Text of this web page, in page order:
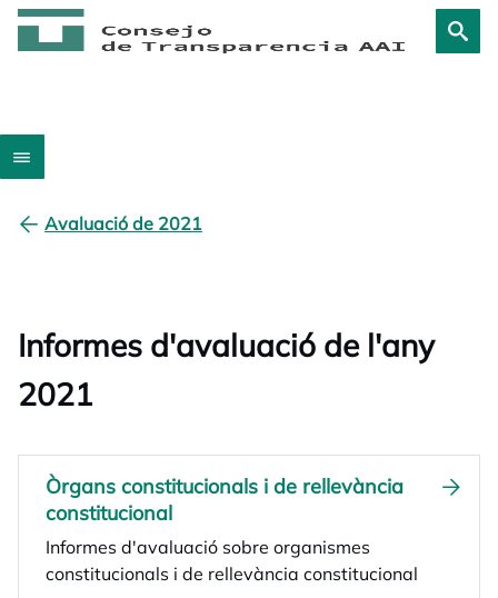
Avaluació de 2021
Informes d'avaluació de l'any
2021
Òrgans constitucionals i de rellevància
constitucional
Informes d'avaluació sobre organismes
constitucionals i de rellevància constitucional